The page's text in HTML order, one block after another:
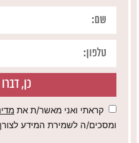
כן,
קראתי ואני מאשר/ת את
ומסכים/ה לשמירת המידע